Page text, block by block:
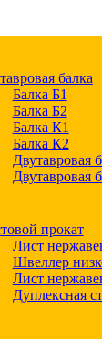
балка
Балка Б1
Балка Б2
Балка К1
Балка К2
Двутавровая
Двутавровая
прокат
Лист
Швеллер
Лист
Дуплексная